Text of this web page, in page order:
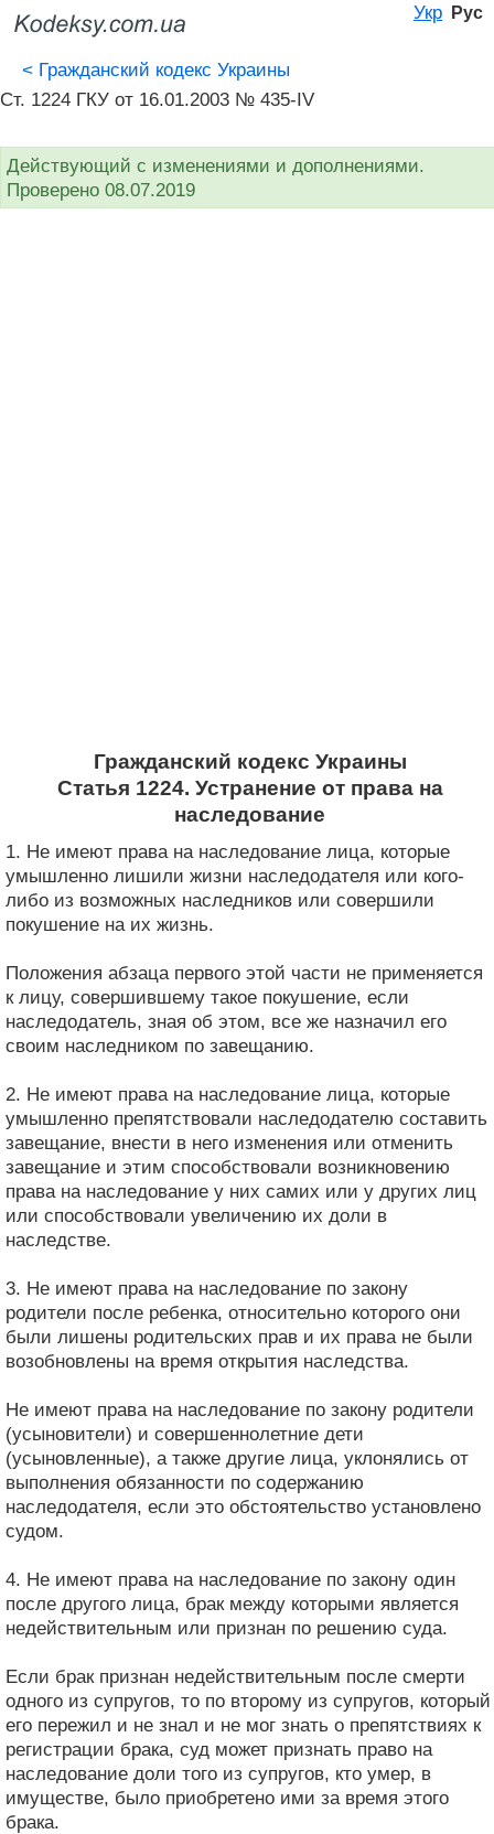
Укр Рус
< Гражданский кодекс Украины
Ст. 1224 ГКУ от 16.01.2003 № 435-IV
Действующий с изменениями и дополнениями.
Проверено 08.07.2019
Гражданский кодекс Украины
Статья 1224. Устранение от права на
наследование
1. Не имеют права на наследование лица, которые
умышленно лишили жизни наследодателя или кого-
либо из возможных наследников или совершили
покушение на их жизнь.
Положения абзаца первого этой части не применяется
к лицу, совершившему такое покушение, если
наследодатель, зная об этом, все же назначил его
своим наследником по завещанию.
2. Не имеют права на наследование лица, которые
умышленно препятствовали наследодателю составить
завещание, внести в него изменения или отменить
завещание и этим способствовали возникновению
права на наследование у них самих или у других лиц
или способствовали увеличению их доли в
наследстве.
3. Не имеют права на наследование по закону
родители после ребенка, относительно которого они
были лишены родительских прав и их права не были
возобновлены на время открытия наследства.
Не имеют права на наследование по закону родители
(усыновители) и совершеннолетние дети
(усыновленные), а также другие лица, уклонялись от
выполнения обязанности по содержанию
наследодателя, если это обстоятельство установлено
судом.
4. Не имеют права на наследование по закону один
после другого лица, брак между которыми является
недействительным или признан по решению суда.
Если брак признан недействительным после смерти
одного из супругов, то по второму из супругов, который
его пережил и не знал и не мог знать о препятствиях к
регистрации брака, суд может признать право на
наследование доли того из супругов, кто умер, в
имуществе, было приобретено ими за время этого
брака.